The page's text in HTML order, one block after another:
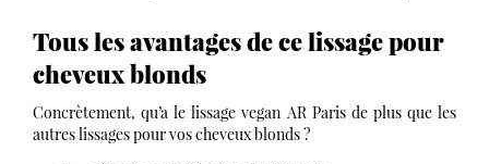
Tous les avantages de ce lissage pour
cheveux blonds
Concrètement, qu’a le lissage vegan AR Paris de plus que les
autres lissages pour vos cheveux blonds ?